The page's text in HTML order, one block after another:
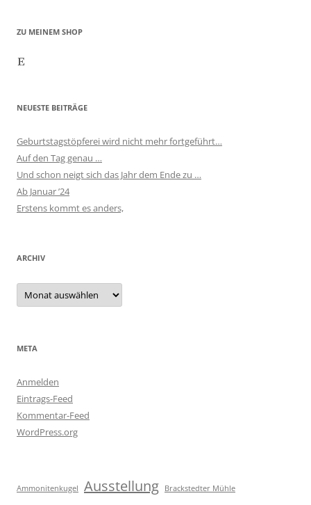
ZU MEINEM SHOP
Etsy
NEUESTE BEITRÄGE
Geburtstagstöpferei wird nicht mehr fortgeführt…
Auf den Tag genau …
Und schon neigt sich das Jahr dem Ende zu …
Ab Januar ’24
Erstens kommt es anders,
ARCHIV
Archiv
META
Anmelden
Eintrags-Feed
Kommentar-Feed
WordPress.org
Ammonitenkugel Ausstellung Brackstedter Mühle